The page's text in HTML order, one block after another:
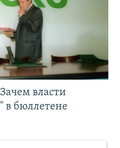
власти
в бюллетене